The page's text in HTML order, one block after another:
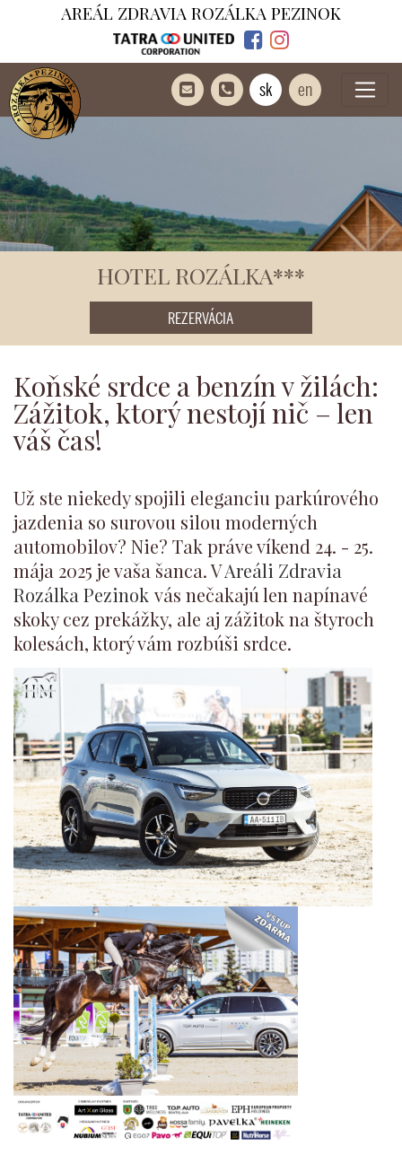
AREÁL ZDRAVIA ROZÁLKA PEZINOK
sk en
HOTEL ROZÁLKA***
REZERVÁCIA
Koňské srdce a benzín v žilách:
Zážitok, ktorý nestojí nič – len
váš čas!
Už ste niekedy spojili eleganciu parkúrového
jazdenia so surovou silou moderných
automobilov? Nie? Tak práve víkend 24. - 25.
mája 2025 je vaša šanca. VAreáli Zdravia
Rozálka Pezinok vás nečakajú len napínavé
skoky cez prekážky, ale aj zážitok na štyroch
kolesách, ktorý vám rozbúši srdce.